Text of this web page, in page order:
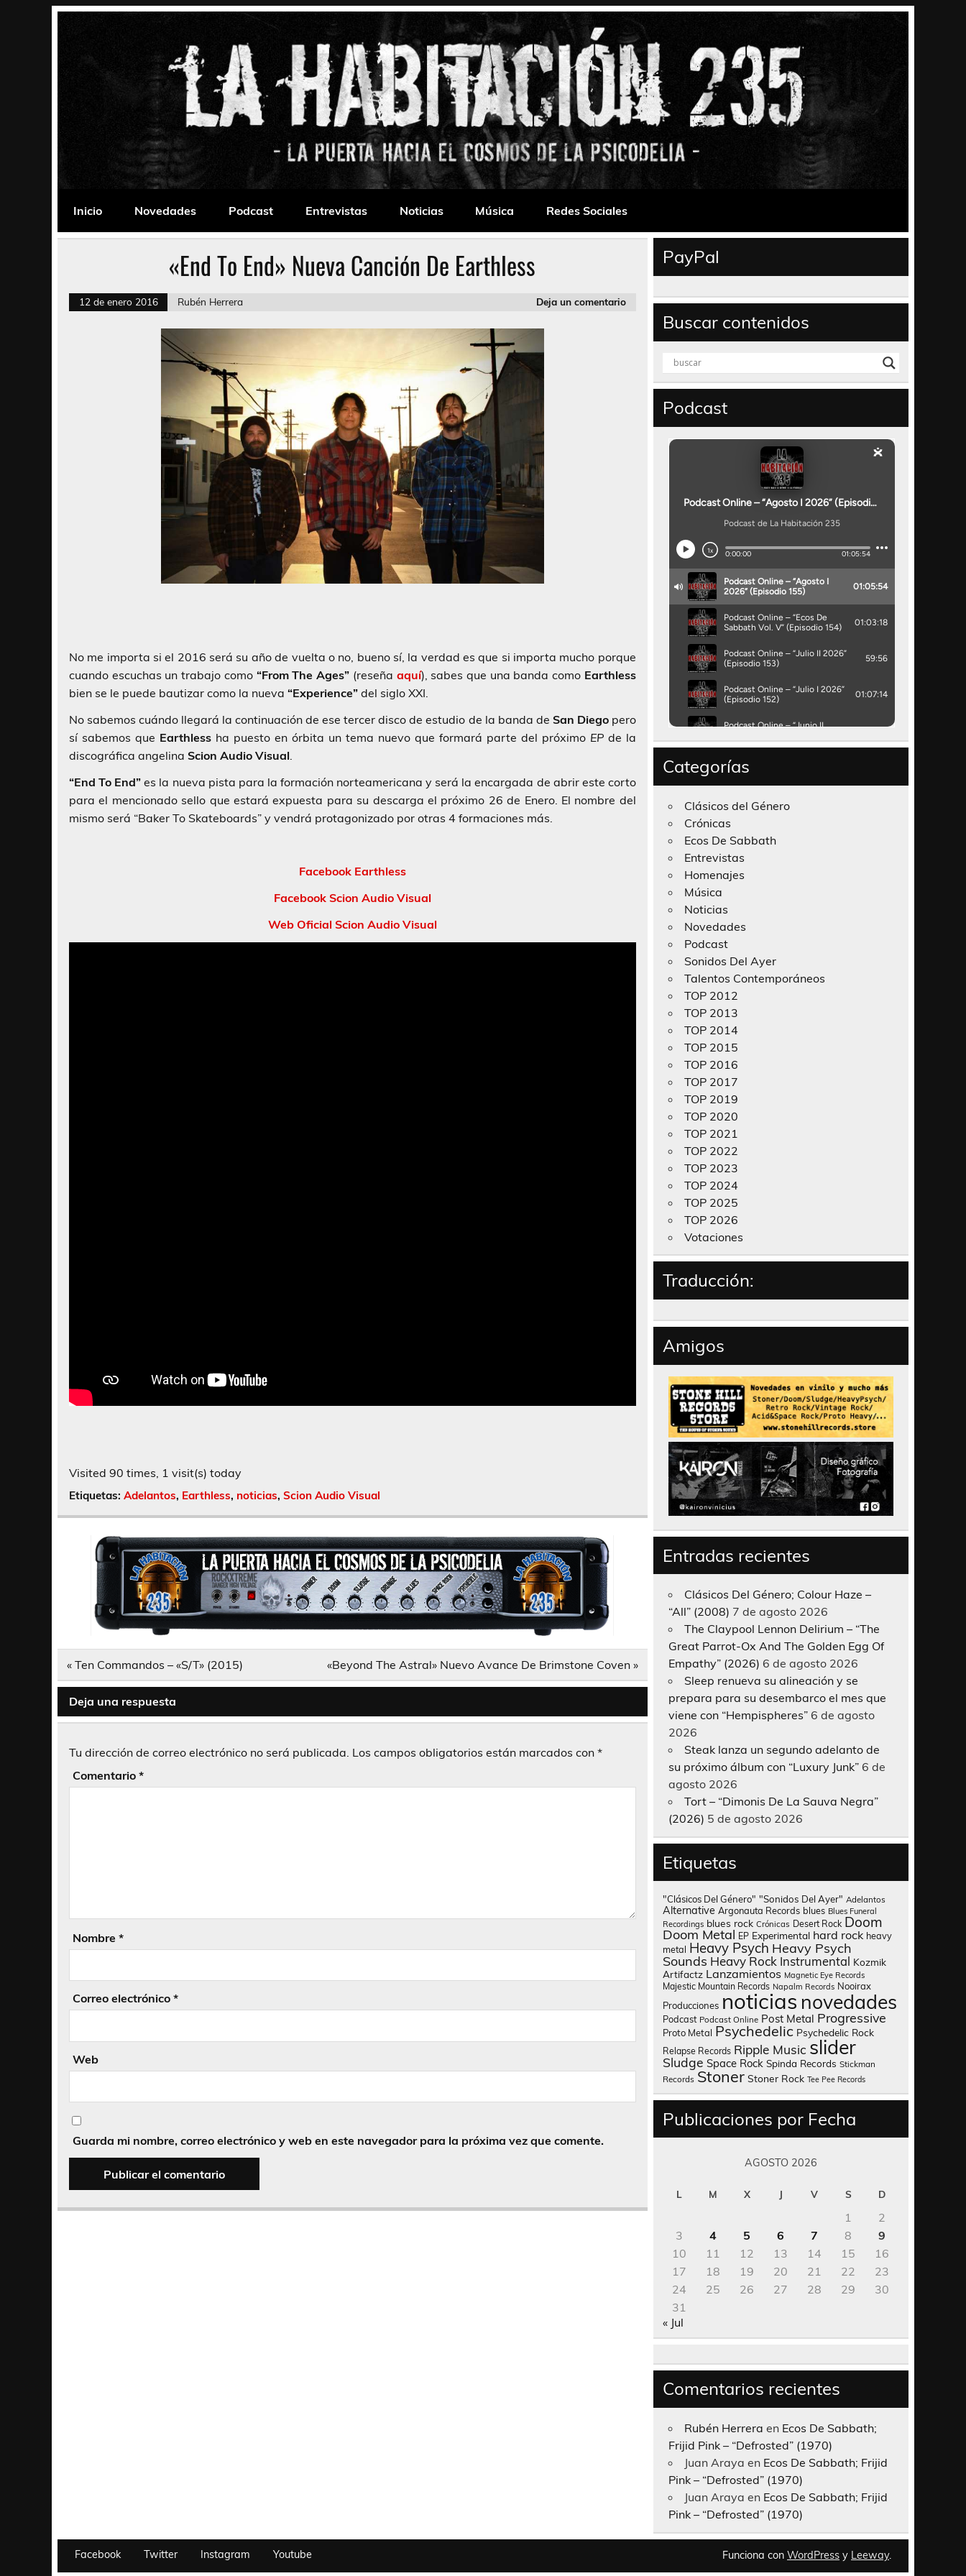
La Habitación 235
Inicio
Novedades Podcast Entrevistas Noticias Música Redes Sociales
«End To End» Nueva Canción De Earthless
12 de enero 2016 Rubén Herrera Deja un comentario
No me importa si el 2016 será su año de vuelta o no, bueno sí, la verdad es que si importa mucho porque
cuando escuchas un trabajo como “From The Ages” (reseña aquí), sabes que una banda como Earthless
bien se le puede bautizar como la nueva “Experience” del siglo XXI.
No sabemos cuándo llegará la continuación de ese tercer disco de estudio de la banda de San Diego pero
sí sabemos que Earthlessha puesto en órbita un tema nuevo que formará parte del próximo EPde la
discográfica angelina Scion Audio Visual
“End To End” es la nueva pista para la formación norteamericana y será la encargada de abrir este corto
para el mencionado sello que estará expuesta para su descarga el próximo 26 de Enero. El nombre del
mismo será “Baker To Skateboards” y vendrá protagonizado por otras 4 formaciones más.
Facebook Earthless
Facebook Scion Audio Visual
Web Oficial Scion Audio Visual
Visited 90 times, 1 visit(s) today
Etiquetas: Adelantos, Earthless, noticias, Scion Audio Visual
Navegación
entradas
« Ten Commandos – «S/T» (2015) «Beyond The Astral» Nuevo Avance De Brimstone Coven »
Deja una respuesta
Tu dirección de correo electrónico no será publicada. Los campos obligatorios están marcados con *
Comentario *
Nombre *
Correo electrónico *
Web
Guarda mi nombre, correo electrónico y web en este navegador para la próxima vez que comente.
PayPal
Buscar contenidos
Podcast
Categorías
Clásicos del Género
Crónicas
Ecos De Sabbath
Entrevistas
Homenajes
Música
Noticias
Novedades
Podcast
Sonidos Del Ayer
Talentos Contemporáneos
TOP 2012
TOP 2013
TOP 2014
TOP 2015
TOP 2016
TOP 2017
TOP 2019
TOP 2020
TOP 2021
TOP 2022
TOP 2023
TOP 2024
TOP 2025
TOP 2026
Votaciones
Traducción:
Amigos
Entradas recientes
Clásicos Del Género; Colour Haze –
“All” (2008) 7 de agosto 2026
The Claypool Lennon Delirium – “The
Great Parrot-Ox And The Golden Egg Of
Empathy” (2026) 6 de agosto 2026
Sleep renueva su alineación y se
prepara para su desembarco el mes que
viene con “Hempispheres” 6 de agosto
2026
Steak lanza un segundo adelanto de
su próximo álbum con “Luxury Junk” 6 de
agosto 2026
Tort – “Dimonis De La Sauva Negra”
(2026) 5 de agosto 2026
Etiquetas
"Clásicos Del Género" "Sonidos Del Ayer" Adelantos
Alternative Argonauta Records blues Blues Funeral
Recordings blues rock Crónicas Desert Rock Doom
Doom Metal EP Experimental hard rock heavy
metal Heavy Psych Heavy Psych
Sounds Heavy Rock Instrumental Kozmik
Artifactz Lanzamientos Magnetic Eye Records
Majestic Mountain Records Napalm Records Nooirax
Producciones noticias novedades
Podcast Podcast Online Post Metal Progressive
Proto Metal Psychedelic Psychedelic Rock
Relapse Records Ripple Music slider
Sludge Space Rock Spinda Records Stickman
Records Stoner Stoner Rock Tee Pee Records
Publicaciones por Fecha
AGOSTO 2026
L M X J V S D
1
2
3
4 5 6 7 8
9
10
11 12 13 14 15
16
17
18 19 20 21 22
23
24
25 26 27 28 29
30
31
« Jul
Comentarios recientes
Rubén Herrera en Ecos De Sabbath;
Frijid Pink – “Defrosted” (1970)
Juan Araya en Ecos De Sabbath; Frijid
Pink – “Defrosted” (1970)
Juan Araya en Ecos De Sabbath; Frijid
Pink – “Defrosted” (1970)
Facebook Twitter Instagram Youtube Funciona con WordPress y Leeway.